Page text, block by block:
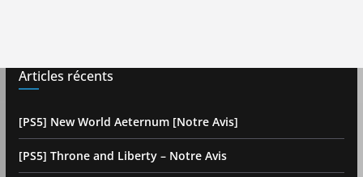
Articles récents
[PS5] New World Aeternum [Notre Avis]
[PS5] Throne and Liberty – Notre Avis